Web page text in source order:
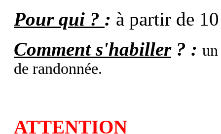
Pour qui ? : à partir de
Comment s'habiller? : un
de randonnée.
ATTENTION